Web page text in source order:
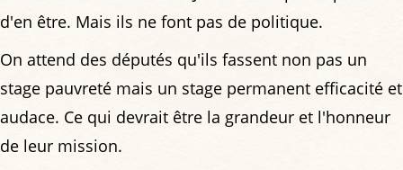
d'en être. Mais ils ne font pas de politique.
On attend des députés qu'ils fassent non pas un
stage pauvreté mais un stage permanent efficacité et
audace. Ce qui devrait être la grandeur et l'honneur
de leur mission.